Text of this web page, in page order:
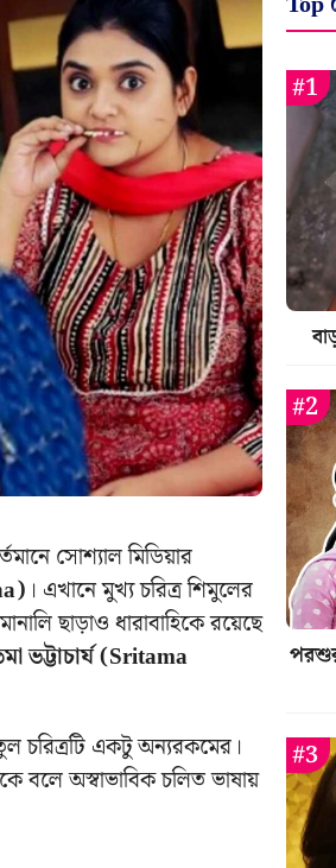
সোশ্যাল মিডিয়ার
। এখানে মুখ্য চরিত্র শিমুলের
ছাড়াও ধারাবাহিকে রয়েছে
ভট্টাচার্য (Sritama
চরিত্রটি একটু অন্যরকমের।
বলে অস্বাভাবিক চলিত ভাষায়